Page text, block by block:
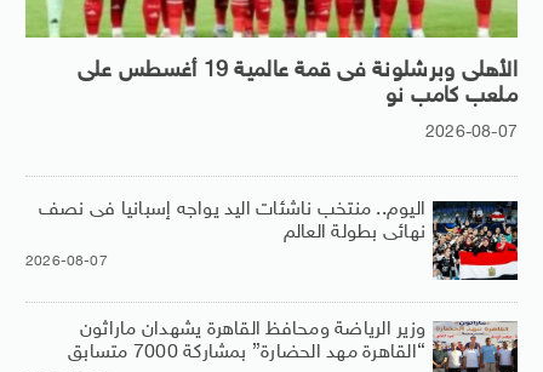
الأهلى وبرشلونة فى قمة عالمية 19 أغسطس على
ملعب كامب نو
2026-08-07
اليوم.. منتخب ناشئات اليد يواجه إسبانيا فى نصف
نهائى بطولة العالم
2026-08-07
وزير الرياضة ومحافظ القاهرة يشهدان ماراثون
“القاهرة مهد الحضارة” بمشاركة 7000 متسابق